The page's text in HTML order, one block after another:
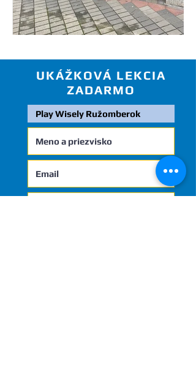
UKÁŽKOVÁ LEKCIA
ZADARMO